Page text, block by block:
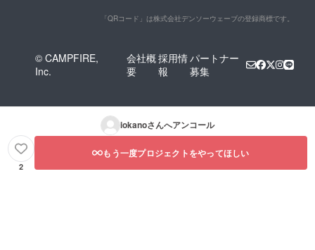
「QRコード」は株式会社デンソーウェーブの登録商標です。
© CAMPFIRE,
Inc.
会社概
要
採用情
報
パートナー
募集
iokanoさんへアンコール
2
もう一度プロジェクトをやってほしい